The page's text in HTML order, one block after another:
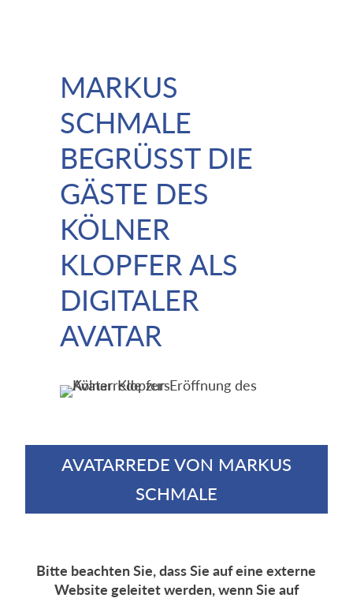
MARKUS
SCHMALE
BEGRÜSST DIE G
ÄSTE DES K
ÖLNER K
LOPFER ALS D
IGITALER A
VATAR
AVATARREDE VON MARKUS
SCHMALE
Bitte beachten Sie, dass Sie auf eine externe
Website geleitet werden, wenn Sie auf